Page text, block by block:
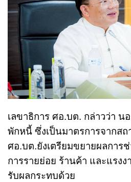
เลขาธิการ ศอ.บต. กล่าวว่า น
พักหนี้ ซึ่งเป็นมาตรการจากสถ
ศอ.บต.ยังเตรียมขยายผลการ
การรายย่อย ร้านค้า และแรง
รับผลกระทบด้วย